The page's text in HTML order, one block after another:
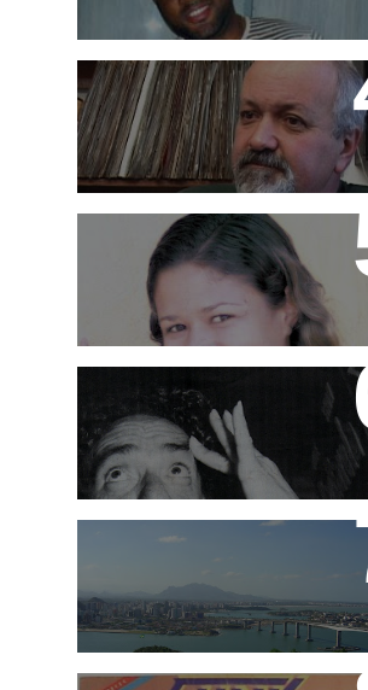
História da Cash Box em
DVD
MC Pink
Ademir Lemos (in
memorian)